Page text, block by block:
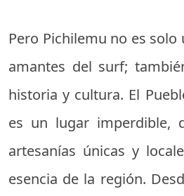
Pero Pichilemu no es
amantes del surf;
historia y cultura. El
es un lugar imperdible,
artesanías únicas y
esencia de la región.